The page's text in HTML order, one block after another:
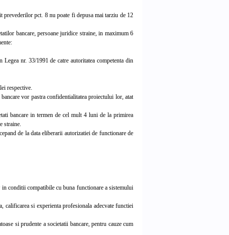
prevederilor pct. 8 nu poate fi depusa mai tarziu de 12
bancare, persoane juridice straine, in maximum 6
nr. 33/1991 de catre autoritatea competenta din
respective.
vor pastra confidentialitatea proiectului lor, atat
bancare in termen de cel mult 4 luni de la primirea
straine.
de la data eliberarii autorizatiei de functionare de
conditii compatibile cu buna functionare a sistemului
si experienta profesionala adecvate functiei
si prudente a societatii bancare, pentru cauze cum